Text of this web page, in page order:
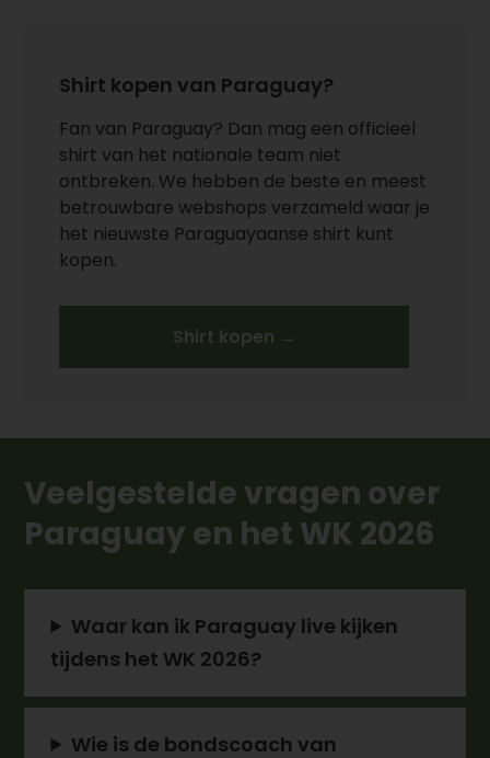
Shirt kopen van Paraguay?
Fan van Paraguay? Dan mag een officieel
shirt van het nationale team niet
ontbreken. We hebben de beste en meest
betrouwbare webshops verzameld waar je
het nieuwste Paraguayaanse shirt kunt
kopen.
Shirt kopen →
Veelgestelde vragen over
Paraguay en het WK 2026
Waar kan ik Paraguay live kijken
tijdens het WK 2026?
Wie is de bondscoach van